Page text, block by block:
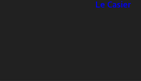
Le Casier